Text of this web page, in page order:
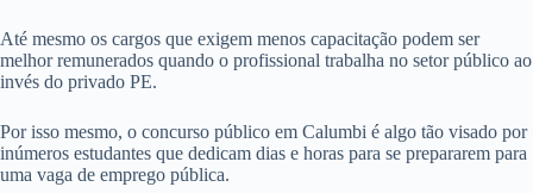
Até mesmo os cargos que exigem menos capacitação podem ser
melhor remunerados quando o profissional trabalha no setor público ao
invés do privado PE.
Por isso mesmo, o concurso público em Calumbi é algo tão visado por
inúmeros estudantes que dedicam dias e horas para se prepararem para
uma vaga de emprego pública.